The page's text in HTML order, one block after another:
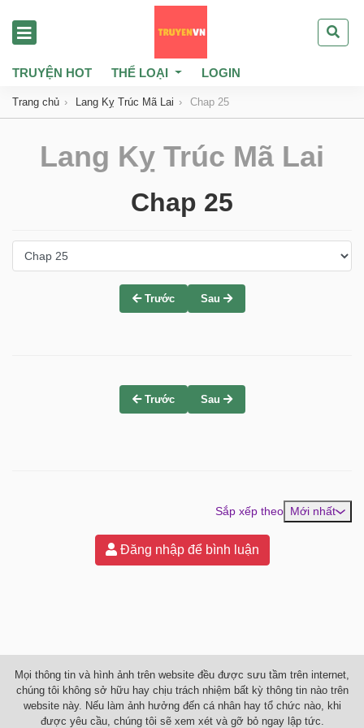
TRUYỆN HOT THỂ LOẠI LOGIN
Trang chủ Lang Kỵ Trúc Mã Lai Chap 25
Lang Kỵ Trúc Mã Lai
Chap 25
Trước Sau
Trước Sau
Sắp xếp theo Mới nhất
Đăng nhập để bình luận
Mọi thông tin và hình ảnh trên website đều được sưu tầm trên internet,
chúng tôi không sở hữu hay chịu trách nhiệm bất kỳ thông tin nào trên
website này. Nếu làm ảnh hưởng đến cá nhân hay tổ chức nào, khi
được yêu cầu, chúng tôi sẽ xem xét và gỡ bỏ ngay lập tức.